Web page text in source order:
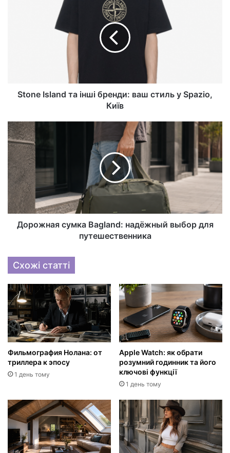
йт
Stone Island та інші бренди: ваш стиль у Spazio,
Київ
Дорожная сумка Bagland: надёжный выбор для
путешественника
Схожі статті
Фильмография Нолана: от
триллера к эпосу
1 день тому
Apple Watch: як обрати
розумний годинник та його
ключові функції
1 день тому